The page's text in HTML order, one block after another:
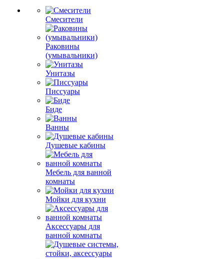
Смесители
Раковины
(умывальники)
Унитазы
Писсуары
Биде
Ванны
Душевые кабины
Мебель для ванной
комнаты
Мойки для кухни
Аксессуары для
ванной комнаты